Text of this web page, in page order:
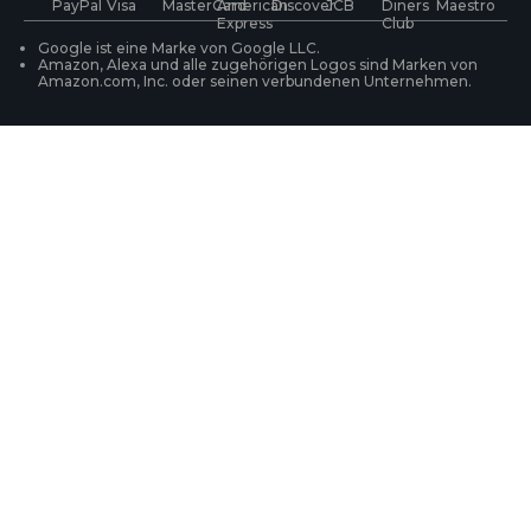
WLAN IP-Kameras
Überwachungssysteme
Ihre Bestellung verfolgen
Produktregistrierung
Google ist eine Marke von Google LLC.
Amazon, Alexa und alle zugehörigen Logos sind Marken von
Amazon.com, Inc. oder seinen verbundenen Unternehmen.